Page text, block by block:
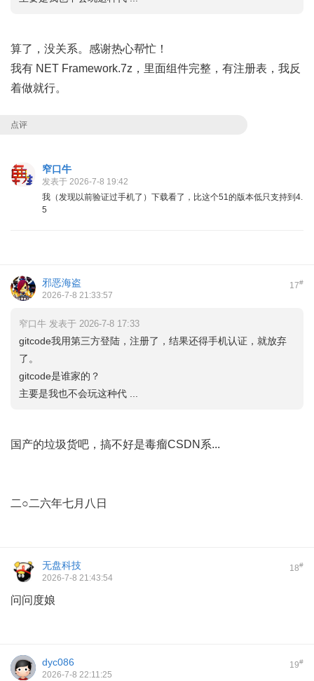
算了，没关系。感谢热心帮忙！
我有 NET Framework.7z，里面组件完整，有注册表，我反
着做就行。
点评
窄口牛
发表于 2026-7-8 19:42
我（发现以前验证过手机了）下载看了，比这个51的版本低只支持到4.
5
17#
邪恶海盗
2026-7-8 21:33:57
窄口牛 发表于 2026-7-8 17:33
gitcode我用第三方登陆，注册了，结果还得手机认证，就放弃
了。
gitcode是谁家的？
主要是我也不会玩这种代 ...
国产的垃圾货吧，搞不好是毒瘤CSDN系...
二○二六年七月八日
18#
无盘科技
2026-7-8 21:43:54
问问度娘
19#
dyc086
2026-7-8 22:11:25